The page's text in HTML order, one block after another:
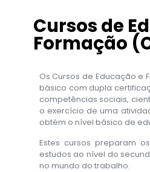
Cursos de
Formação
Os Cursos de Educação e
básico com dupla
competências sociais,
o exercício de uma
obtém o nível básico de
Estes cursos preparam
estudos ao nível do
no mundo do trabalho.